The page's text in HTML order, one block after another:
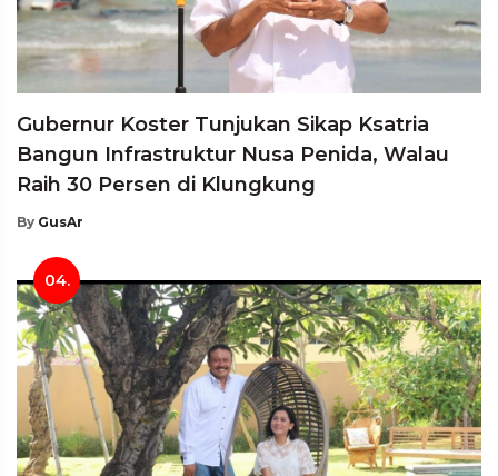
Gubernur Koster Tunjukan Sikap Ksatria
Bangun Infrastruktur Nusa Penida, Walau
Raih 30 Persen di Klungkung
By GusAr
04.